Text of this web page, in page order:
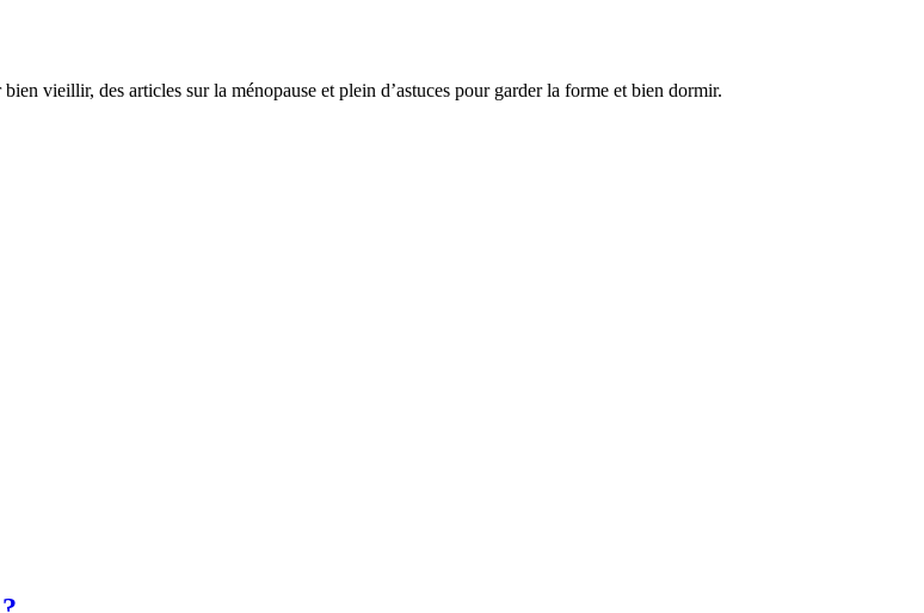
vieillir, des articles sur la ménopause et plein d’astuces pour garder la forme et bien dormir.